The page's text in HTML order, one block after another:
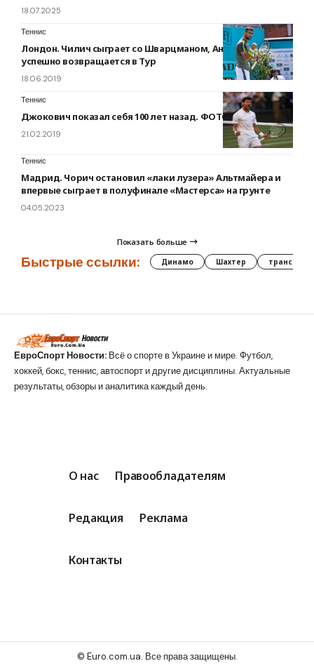
18.07.2025
Теннис
Лондон. Чилич сыграет со Шварцманом, Андерсон
успешно возвращается в Тур
18.06.2019
Теннис
Джокович показал себя 100 лет назад. ФОТО
21.02.2019
Теннис
Мадрид. Чорич остановил «лаки лузера» Альтмайера и
впервые сыграет в полуфинале «Мастерса» на грунте
04.05.2023
Показать больше
Быстрые ссылки: Динамо Шахтер трансферы
ЕвроСпорт Новости: Всё о спорте в Украине и мире. Футбол,
хоккей, бокс, теннис, автоспорт и другие дисциплины. Актуальные
результаты, обзоры и аналитика каждый день.
О нас Правообладателям
Редакция Реклама
Контакты
© Euro.com.ua. Все права защищены.